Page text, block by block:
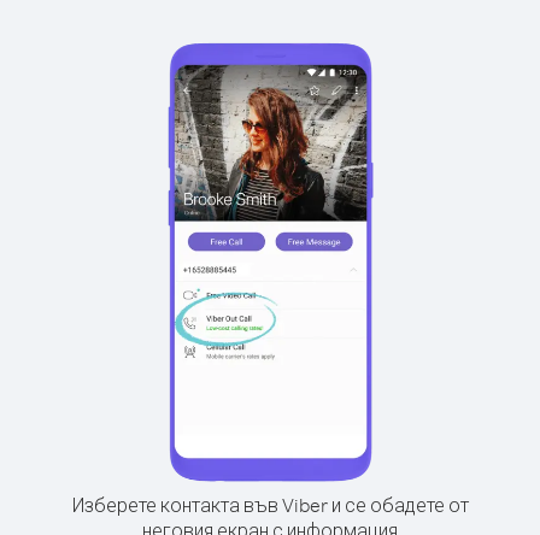
Изберете контакта във Viber и се обадете от
неговия екран с информация